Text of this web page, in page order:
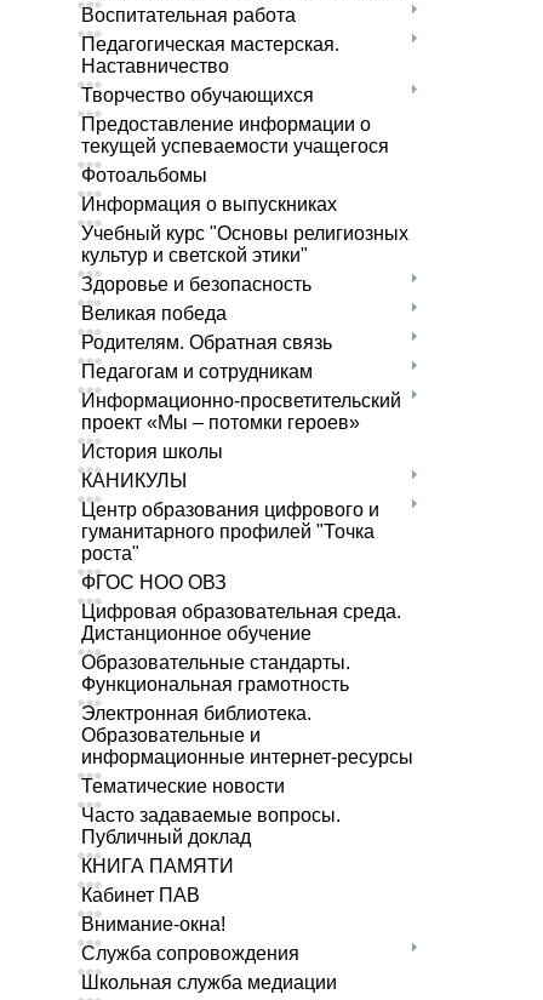
Воспитательная работа
Педагогическая мастерская.
Наставничество
Творчество обучающихся
Предоставление информации о
текущей успеваемости учащегося
Фотоальбомы
Информация о выпускниках
Учебный курс "Основы религиозных
культур и светской этики"
Здоровье и безопасность
Великая победа
Родителям. Обратная связь
Педагогам и сотрудникам
Информационно-просветительский
проект «Мы – потомки героев»
История школы
КАНИКУЛЫ
Центр образования цифрового и
гуманитарного профилей "Точка
роста"
ФГОС НОО ОВЗ
Цифровая образовательная среда.
Дистанционное обучение
Образовательные стандарты.
Функциональная грамотность
Электронная библиотека.
Образовательные и
информационные интернет-ресурсы
Тематические новости
Часто задаваемые вопросы.
Публичный доклад
КНИГА ПАМЯТИ
Кабинет ПАВ
Внимание-окна!
Служба сопровождения
Школьная служба медиации